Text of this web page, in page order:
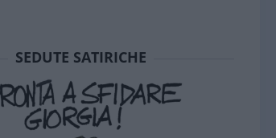
SEDUTE SATIRICHE